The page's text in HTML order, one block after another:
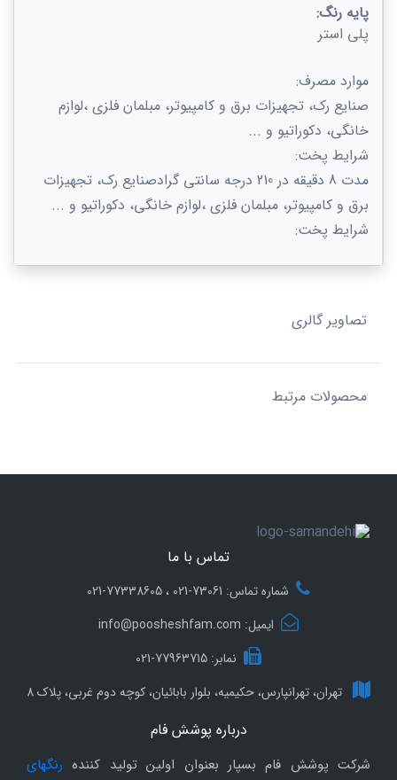
پایه رنگ:
پلی استر
موارد مصرف:
صنایع رک، تجهیزات برق و کامپیوتر، مبلمان فلزی ،لوازم
خانگی، دکوراتیو و ...
شرایط پخت:
مدت 8 دقیقه در 210 درجه سانتی گراد
صنایع رک، تجهیزات
برق و کامپیوتر، مبلمان فلزی ،لوازم خانگی، دکوراتیو و ...
شرایط پخت:
تصاویر گالری
محصولات مرتبط
تماس با ما
شماره تماس: 73061-021 ، 77338605-021
ایمیل: info@poosheshfam.com
نمابر: 77963715-021
تهران، تهرانپارس، حکیمیه، بلوار بابائیان، کوچه دوم غربی، پلاک 8
درباره پوشش فام
شرکت پوشش فام بسپار بعنوان اولین تولید کننده رنگهای